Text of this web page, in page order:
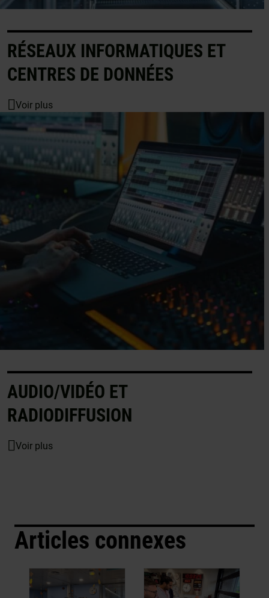
RÉSEAUX INFORMATIQUES ET
CENTRES DE DONNÉES
Voir plus
AUDIO/VIDÉO ET
RADIODIFFUSION
Voir plus
Articles connexes